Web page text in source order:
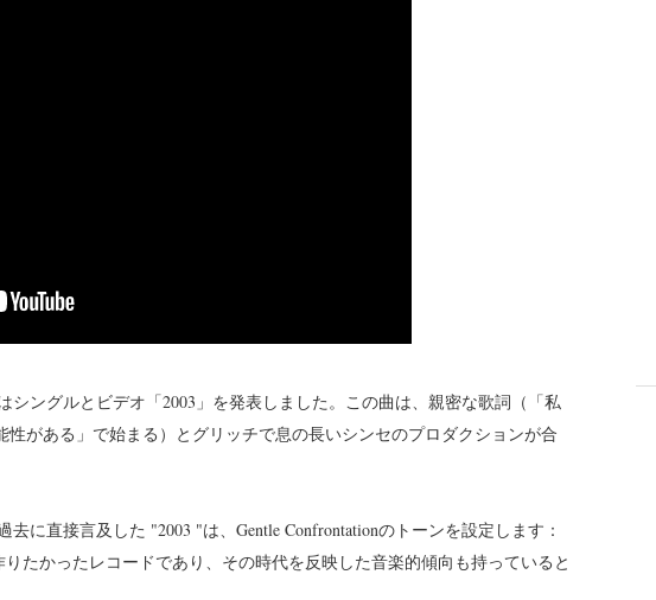
シングルとビデオ「2003」を発表しました。この曲は、親密な歌詞（「私
がある」で始まる）とグリッチで息の長いシンセのプロダクションが合
に直接言及した "2003 "は、Gentle Confrontationのトーンを設定します：
たかったレコードであり、その時代を反映した音楽的傾向も持っていると